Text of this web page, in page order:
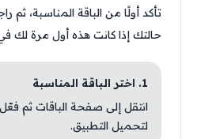
تأكد أولًا من الباقة المناسبة، ثم
حالتك إذا كانت هذه أول مرة لك
1. اختر الباقة المناسبة
انتقل إلى صفحة الباقات ثم
لتحميل التطبيق.